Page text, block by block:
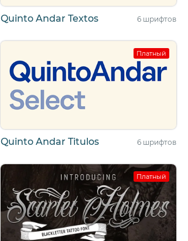
Quinto Andar Textos 6 шрифтов
Платный
Quinto Andar Titulos 6 шрифтов
Платный